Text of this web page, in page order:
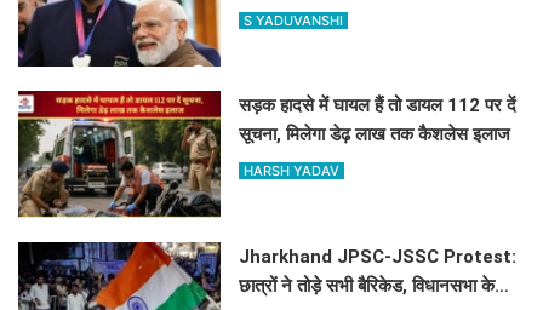
PM मोदी भी नहीं रोक पाए अपनी हंसी
S YADUVANSHI
सड़क हादसे में घायल हैं तो डायल 112 पर दें
सूचना, मिलेगा डेढ़ लाख तक कैशलेस इलाज
HARSH YADAV
Jharkhand JPSC-JSSC Protest:
छात्रों ने तोड़े सभी बैरिकेड, विधानसभा के